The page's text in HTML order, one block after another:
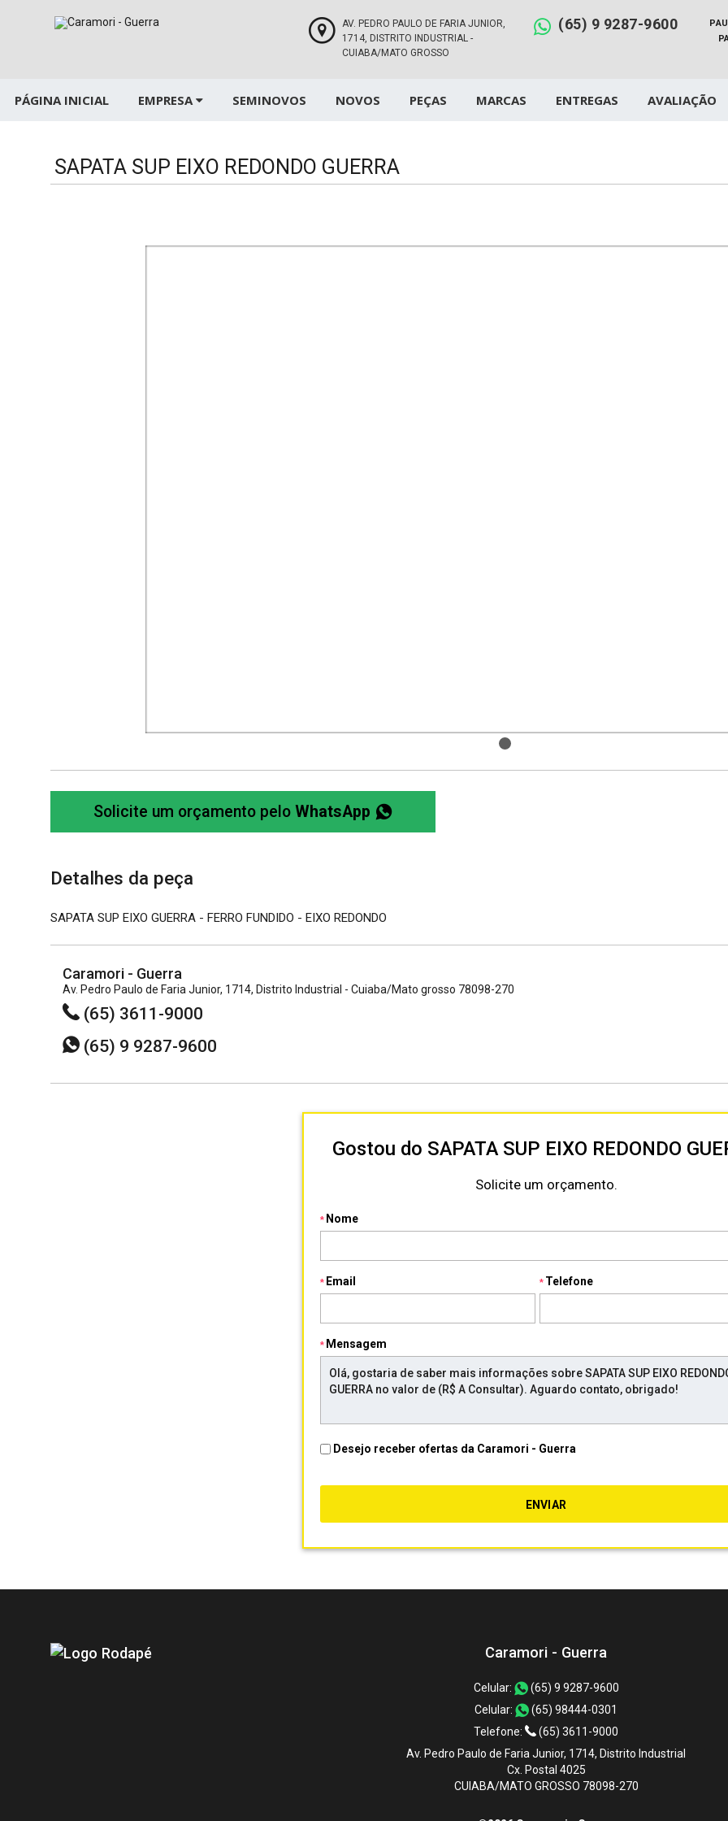
(65) 9 9287-9600
AV. PEDRO PAULO DE FARIA JUNIOR,
1714, DISTRITO INDUSTRIAL -
CUIABA/MATO GROSSO
PÁGINA INICIAL EMPRESA SEMINOVOS NOVOS PEÇAS MARCAS ENTREGAS AVALIAÇÃO
SAPATA SUP EIXO REDONDO GUERRA
Solicite um orçamento pelo WhatsApp
Detalhes da peça
SAPATA SUP EIXO GUERRA - FERRO FUNDIDO - EIXO REDONDO
Caramori - Guerra
Av. Pedro Paulo de Faria Junior, 1714, Distrito Industrial - Cuiaba/Mato grosso 78098-270
(65) 3611-9000
(65) 9 9287-9600
Gostou do SAPATA SUP EIXO REDONDO
Solicite um orçamento.
Nome
Email Telefone
Mensagem
Desejo receber ofertas da Caramori - Guerra
Caramori - Guerra
Celular:
(65) 9 9287-9600
Celular:
(65) 98444-0301
Telefone:
(65) 3611-9000
Av. Pedro Paulo de Faria Junior, 1714, Distrito Industrial
Cx. Postal 4025
CUIABA/MATO GROSSO 78098-270